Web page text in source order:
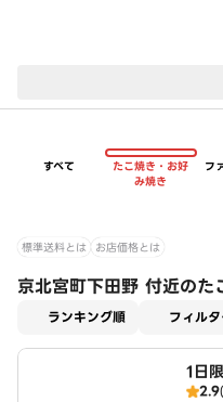
すべて
たこ焼き・お好
み焼き
フ
標準送料とは お店価格とは
京北宮町下田野 付近のた
ランキング順 フィル
1日
2.9